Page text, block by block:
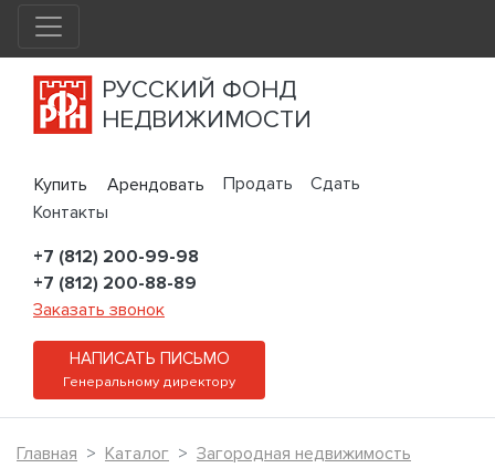
РУССКИЙ ФОНД
НЕДВИЖИМОСТИ
Купить Арендовать Продать
Сдать
Контакты
+7 (812) 200-99-98
+7 (812) 200-88-89
Заказать звонок
НАПИСАТЬ ПИСЬМО
Генеральному директору
Главная Каталог
Загородная недвижимость